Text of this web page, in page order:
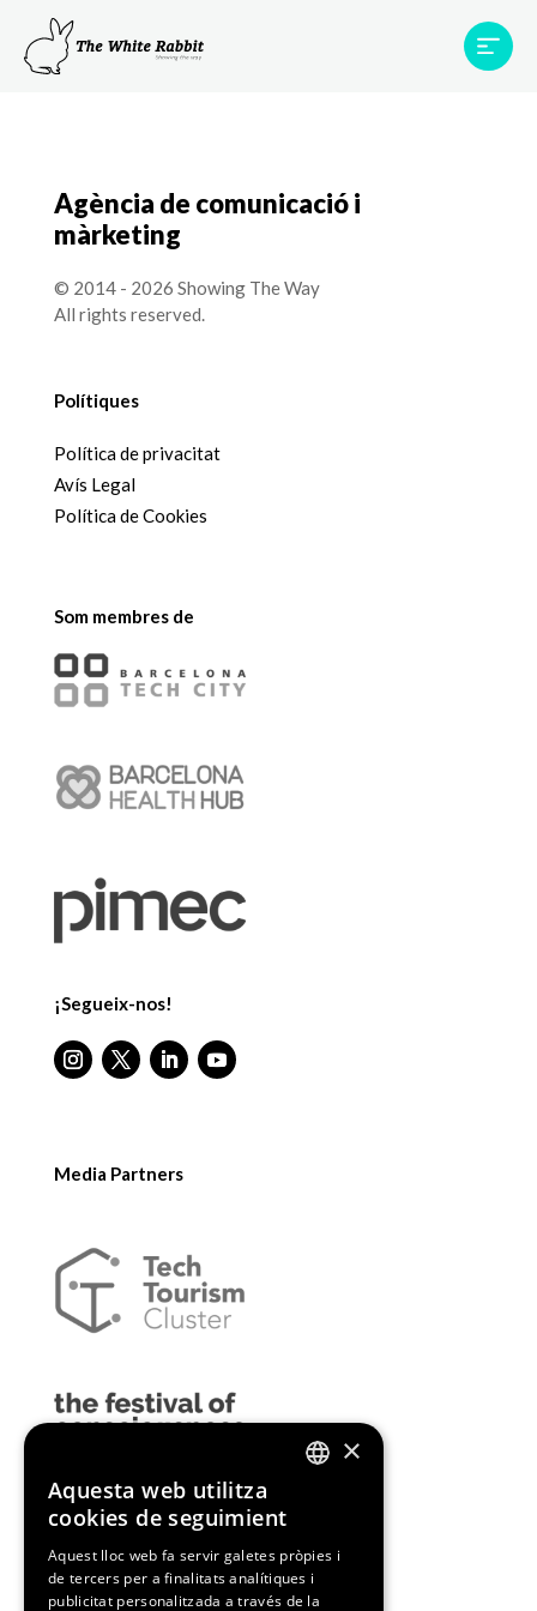
Projectes
Agència de comunicació i
màrketing
© 2014 - 2026 Showing The Way
All rights reserved.
Polítiques
Política de privacitat
Avís Legal
Política de Cookies
Som membres de
¡Segueix-nos!
Media Partners
CATALAN
×
Aquesta web utilitza
cookies de seguimient
Aquest lloc web fa servir galetes pròpies i
de tercers per a finalitats analítiques i
publicitat personalitzada a través de la